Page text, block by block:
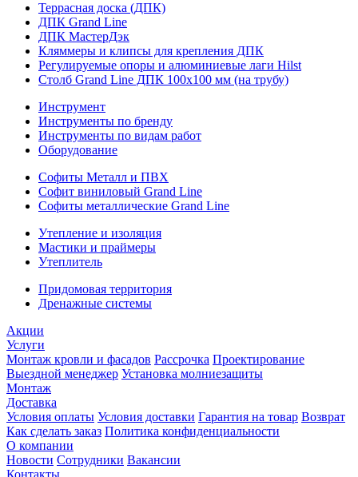
Террасная доска (ДПК)
ДПК Grand Line
ДПК МастерДэк
Кляммеры и клипсы для крепления ДПК
Регулируемые опоры и алюминиевые лаги Hilst
Столб Grand Line ДПК 100х100 мм (на трубу)
Инструмент
Инструменты по бренду
Инструменты по видам работ
Оборудование
Софиты Металл и ПВХ
Софит виниловый Grand Line
Софиты металлические Grand Line
Утепление и изоляция
Мастики и праймеры
Утеплитель
Придомовая территория
Дренажные системы
Акции
Услуги
Монтаж кровли и фасадов Рассрочка Проектирование
Выездной менеджер Установка молниезащиты
Монтаж
Доставка
Условия оплаты Условия доставки Гарантия на товар Возврат
Как сделать заказ Политика конфиденциальности
О компании
Новости Сотрудники Вакансии
Контакты